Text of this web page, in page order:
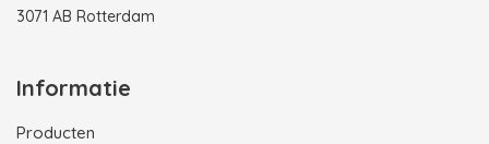
3071 AB Rotterdam
Informatie
Producten